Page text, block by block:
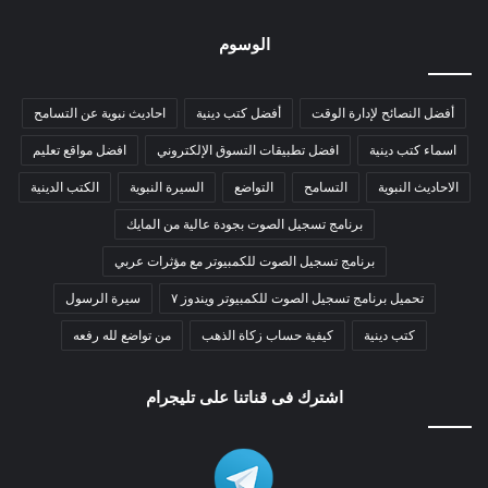
الوسوم
أفضل النصائح لإدارة الوقت أفضل كتب دينية احاديث نبوية عن التسامح
اسماء كتب دينية افضل تطبيقات التسوق الإلكتروني افضل مواقع تعليم
الاحاديث النبوية التسامح التواضع السيرة النبوية الكتب الدينية
برنامج تسجيل الصوت بجودة عالية من المايك
برنامج تسجيل الصوت للكمبيوتر مع مؤثرات عربي
تحميل برنامج تسجيل الصوت للكمبيوتر ويندوز ٧ سيرة الرسول
كتب دينية كيفية حساب زكاة الذهب من تواضع لله رفعه
اشترك فى قناتنا على تليجرام